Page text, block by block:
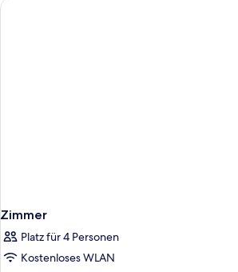
Zimmer
Platz für 4 Personen
Kostenloses WLAN